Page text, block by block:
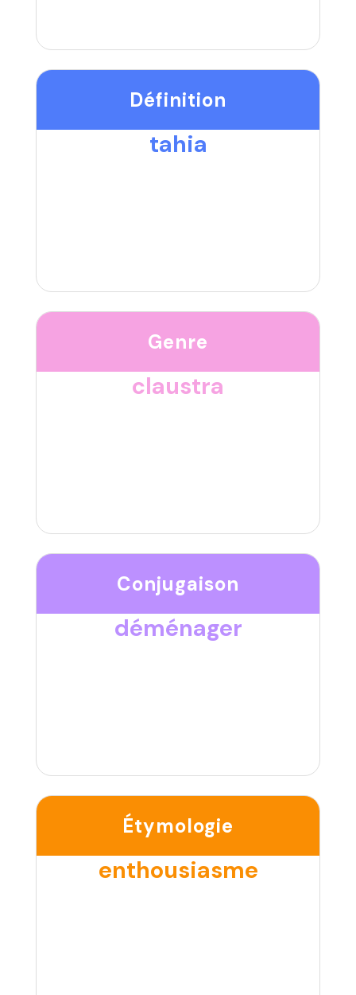
Définition
tahia
Genre
claustra
Conjugaison
déménager
Étymologie
enthousiasme